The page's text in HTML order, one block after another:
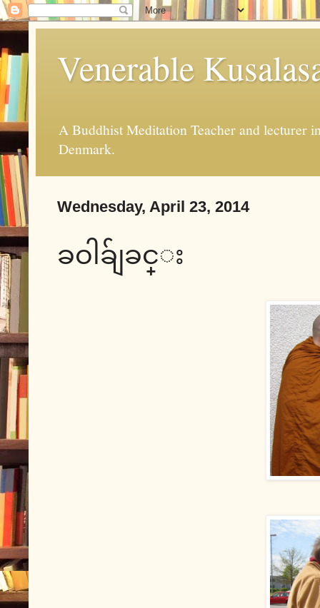
Venerable
A Buddhist Meditation Teacher and lecturer
Denmark.
Wednesday, April 23, 2014
ခဝါခ်ျခင္း